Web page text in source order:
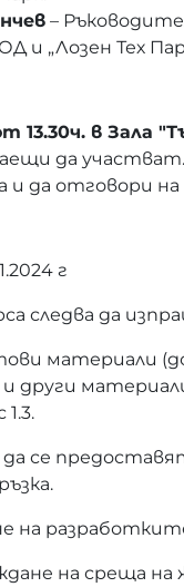
–
и „Лозен Тех
13.30ч. в Зала
да
и да отговори
г
следва да
материали
материали
се
на
на среща